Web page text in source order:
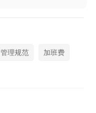
管理规范 加班费